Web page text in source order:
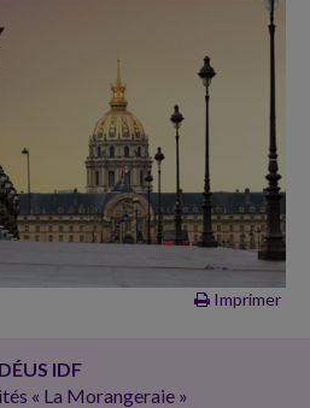
Imprimer
DÉUS IDF
« La Morangeraie »